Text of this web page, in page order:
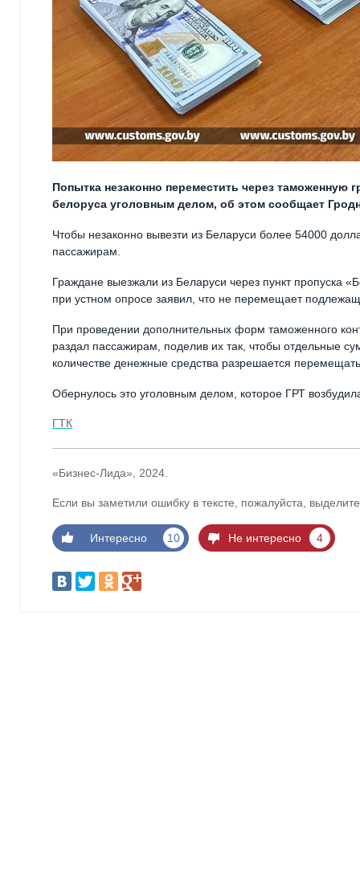
Попытка незаконно переместить через
белоруса уголовным делом, об этом сообщает
Чтобы незаконно вывезти из Беларуси более 54000
пассажирам.
Граждане выезжали из Беларуси через пункт пропуска
при устном опросе заявил, что не перемещает
При проведении дополнительных форм таможенного
раздал пассажирам, поделив их так, чтобы отдельные
количестве денежные средства разрешается
Обернулось это уголовным делом, которое ГРТ
ГТК
«Бизнес-Лида», 2024.
Если вы заметили ошибку в тексте, пожалуйста,
Интересно 10 Не интересно 4